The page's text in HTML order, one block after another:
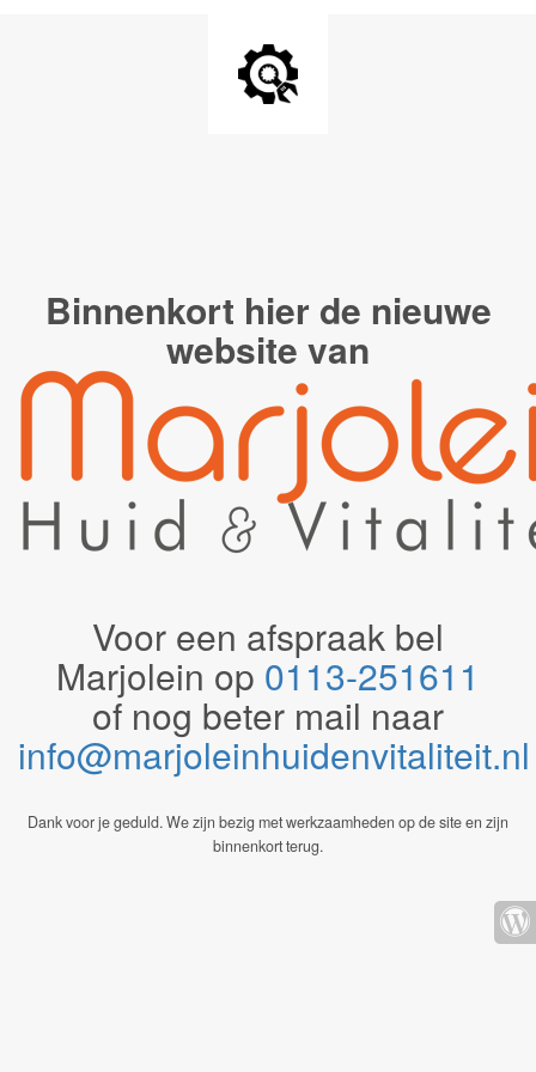
Binnenkort hier de nieuwe
website van
Voor een afspraak bel
Marjolein op 0113-251611
of nog beter mail naar
Dank voor je geduld. We zijn bezig met werkzaamheden op de site en zijn
binnenkort terug.